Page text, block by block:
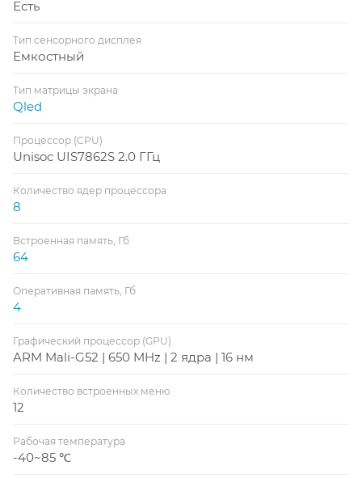
Есть
Тип сенсорного дисплея
Емкостный
Тип матрицы экрана
Qled
Процессор (CPU)
Unisoc UIS7862S 2.0 ГГц
Количество ядер процессора
8
Встроенная память, Гб
64
Оперативная память, Гб
4
Графический процессор (GPU)
ARM Mali-G52 | 650 MHz | 2 ядра | 16 нм
Количество встроенных меню
12
Рабочая температура
-40~85 ℃